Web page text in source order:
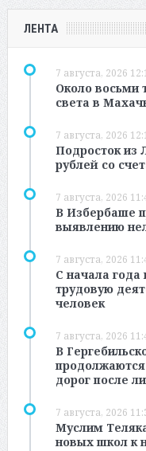
ЛЕНТА
7 августа, 2026
Около восьми
света в
7 августа, 2026
Подросток из
рублей со
7 августа, 2026
В Избербаше
выявлению
7 августа, 2026
С начала года
трудовую
человек
7 августа, 2026
В
дорог после
7 августа, 2026
Муслим
новых школ к